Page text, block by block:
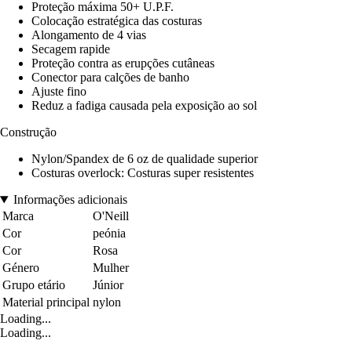
Proteção máxima 50+ U.P.F.
Colocação estratégica das costuras
Alongamento de 4 vias
Secagem rapide
Proteção contra as erupções cutâneas
Conector para calções de banho
Ajuste fino
Reduz a fadiga causada pela exposição ao sol
Construção
Nylon/Spandex de 6 oz de qualidade superior
Costuras overlock: Costuras super resistentes
Informações adicionais
Marca
O'Neill
Cor
peónia
Cor
Rosa
Género
Mulher
Grupo etário
Júnior
Material principal nylon
Loading...
Loading...